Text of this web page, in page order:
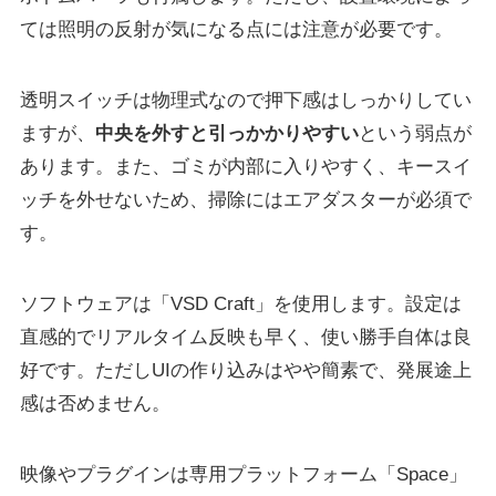
ては照明の反射が気になる点には注意が必要です。
透明スイッチは物理式なので押下感はしっかりしてい
ますが、 中央を外すと引っかかりやすいという弱点が
あります。また、ゴミが内部に入りやすく、キースイ
ッチを外せないため、掃除にはエアダスターが必須で
す。
ソフトウェアは「VSD Craft」を使用します。設定は
直感的でリアルタイム反映も早く、使い勝手自体は良
好です。ただしUIの作り込みはやや簡素で、発展途上
感は否めません。
映像やプラグインは専用プラットフォーム「Space」